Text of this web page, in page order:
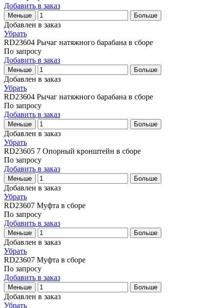
Добавить в заказ
Меньше Больше
Добавлен в заказ
Убрать
RD23604 Рычаг натяжного барабана в сборе
По запросу
Добавить в заказ
Меньше Больше
Добавлен в заказ
Убрать
RD23604 Рычаг натяжного барабана в сборе
По запросу
Добавить в заказ
Меньше Больше
Добавлен в заказ
Убрать
RD23605 7 Опорный кронштейн в сборе
По запросу
Добавить в заказ
Меньше Больше
Добавлен в заказ
Убрать
RD23607 Муфта в сборе
По запросу
Добавить в заказ
Меньше Больше
Добавлен в заказ
Убрать
RD23607 Муфта в сборе
По запросу
Добавить в заказ
Меньше Больше
Добавлен в заказ
Убрать